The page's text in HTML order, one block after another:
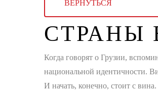
ВЕРНУТЬСЯ
СТРАНЫ
Когда говорят о Грузии,
национальной идентичности.
И начать, конечно, стоит с